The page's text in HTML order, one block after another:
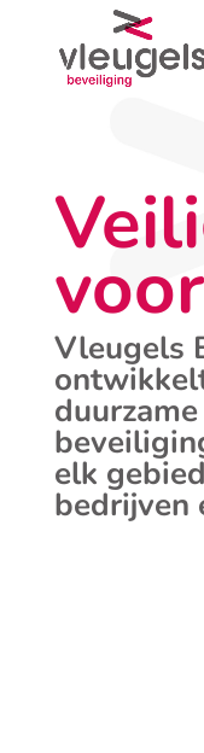
Vleugels
duurzame
elk
bedrijven